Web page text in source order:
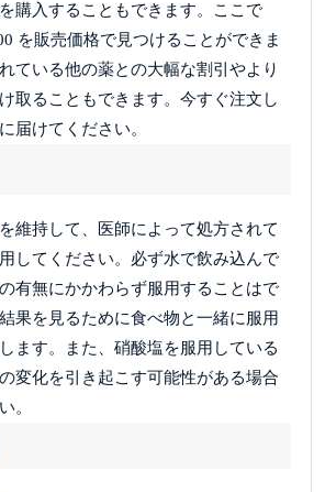
購入することもできます。ここで
を販売価格で見つけることができま
ている他の薬との大幅な割引やより
取ることもできます。今すぐ注文し
届けてください。
維持して、医師によって処方されて
してください。必ず水で飲み込んで
有無にかかわらず服用することはで
果を見るために食べ物と一緒に服用
ます。また、硝酸塩を服用している
変化を引き起こす可能性がある場合
。